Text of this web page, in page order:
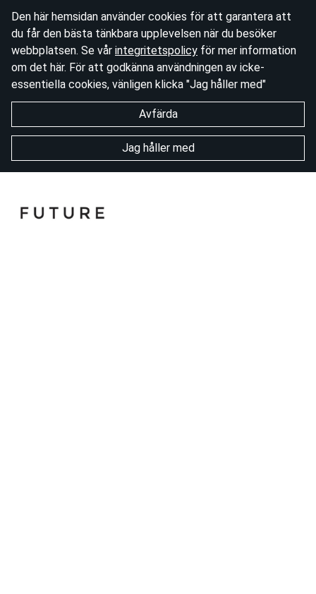
Den här hemsidan använder cookies för att garantera att
du får den bästa tänkbara upplevelsen när du besöker
webbplatsen. Se vår integritetspolicy för mer information
om det här. För att godkänna användningen av icke-
essentiella cookies, vänligen klicka "Jag håller med"
Avfärda
Jag håller med